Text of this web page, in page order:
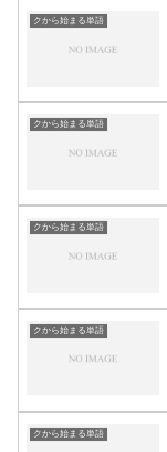
クから始まる単語
クから始まる単語
クから始まる単語
クから始まる単語
クから始まる単語